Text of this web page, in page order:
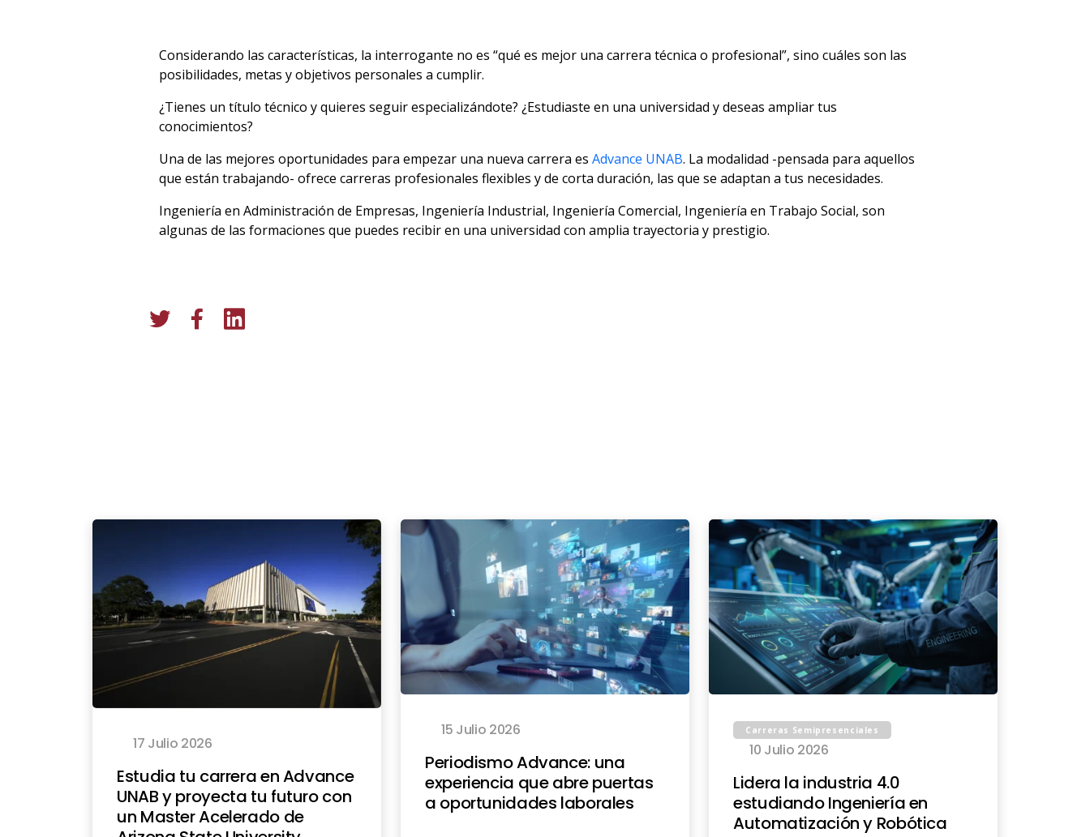
Considerando las características, la interrogante no es “qué es mejor una carrera técnica o profesional”, sino cuáles son las
posibilidades, metas y objetivos personales a cumplir.
¿Tienes un título técnico y quieres seguir especializándote? ¿Estudiaste en una universidad y deseas ampliar tus
conocimientos?
Una de las mejores oportunidades para empezar una nueva carrera es Advance UNAB. La modalidad -pensada para aquellos
que están trabajando- ofrece carreras profesionales flexibles y de corta duración, las que se adaptan a tus necesidades.
Ingeniería en Administración de Empresas, Ingeniería Industrial, Ingeniería Comercial, Ingeniería en Trabajo Social, son
algunas de las formaciones que puedes recibir en una universidad con amplia trayectoria y prestigio.
17 Julio 2026
Estudia tu carrera en Advance
UNAB y proyecta tu futuro con
un Master Acelerado de
15 Julio 2026
Periodismo Advance: una
experiencia que abre puertas
a oportunidades laborales
Carreras Semipresenciales
10 Julio 2026
Lidera la industria 4.0
estudiando Ingeniería en
Automatización y Robótica